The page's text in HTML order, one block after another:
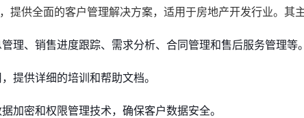
提供全面的客户管理解决方案，适用于房地产开发行业。其主
理、销售进度跟踪、需求分析、合同管理和售后服务管理等。
提供详细的培训和帮助文档。
加密和权限管理技术，确保客户数据安全。